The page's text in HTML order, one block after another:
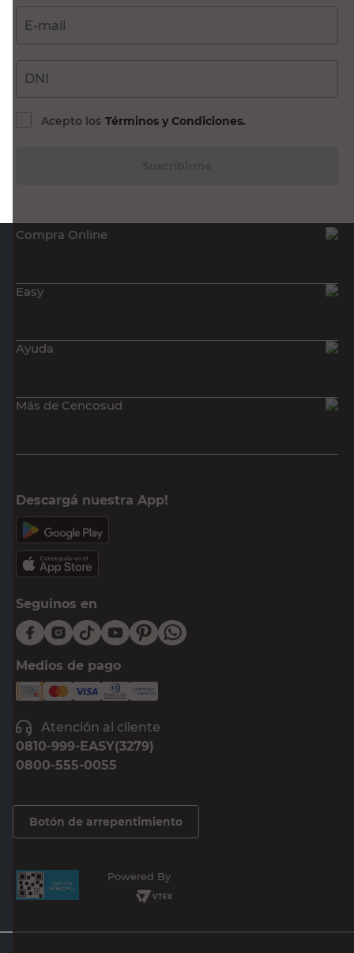
E-mail
DNI
Acepto los Términos y Condiciones.
Compra Online
Easy
Ayuda
Más de Cencosud
Descargá nuestra App!
Seguinos en
Medios de pago
Atención al cliente
0810-999-EASY(3279)
0800-555-0055
Botón de arrepentimiento
Powered By